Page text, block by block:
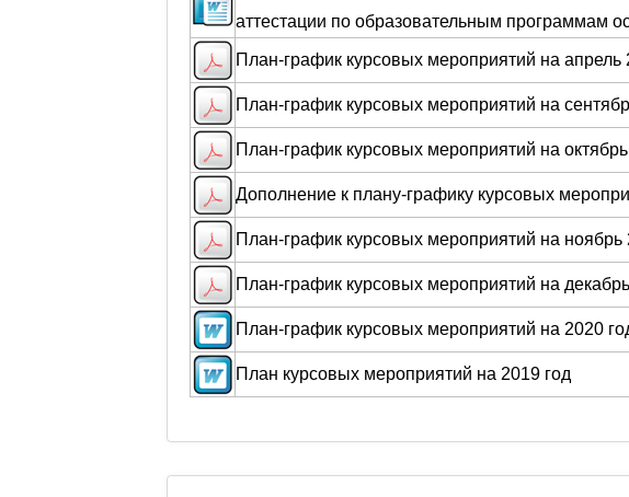
аттестации по образовательным программам
План-график курсовых мероприятий на апрель
План-график курсовых мероприятий на
План-график курсовых мероприятий на
Дополнение к плану-графику курсовых
План-график курсовых мероприятий на ноябрь
План-график курсовых мероприятий на
План-график курсовых мероприятий на 2020
План курсовых мероприятий на 2019 год